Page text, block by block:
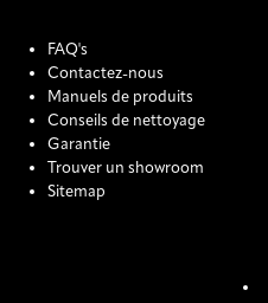
FAQ's
Contactez-nous
Manuels de produits
Conseils de nettoyage
Garantie
Trouver un showroom
Sitemap